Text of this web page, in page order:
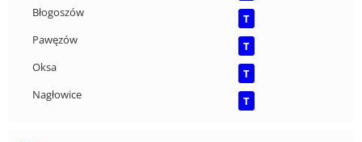
Błogoszów
T
Pawęzów
T
Oksa
T
Nagłowice
T